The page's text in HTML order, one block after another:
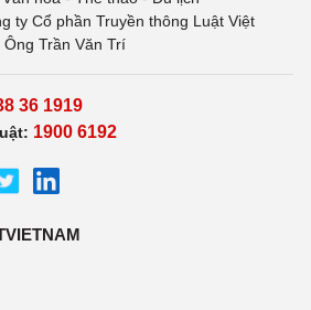
ty Cổ phần Truyền thông Luật Việt
Trần Văn Trí
36 1919
1900 6192